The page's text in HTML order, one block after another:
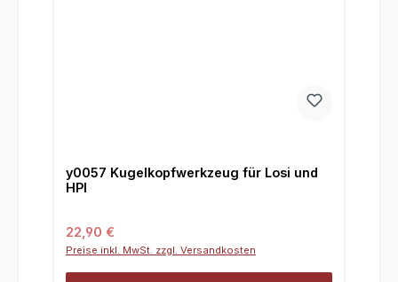
y0057 Kugelkopfwerkzeug für Losi und
HPI
Regulärer Preis:
22,90 €
Preise inkl. MwSt. zzgl. Versandkosten